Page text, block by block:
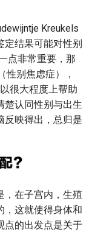
Kreukels
定结果可能对性别
点非常重要，那
性别焦虑症），
很大程度上帮助
楚认同性别与出生
反映得出，总归是
，在子宫内，生殖
，这就使得身体和
点的出发点是关于